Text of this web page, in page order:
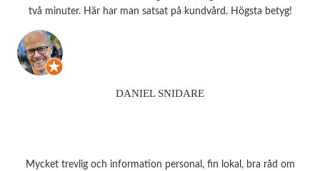
två minuter. Här har man satsat på kundvård. Högsta betyg!
DANIEL SNIDARE
Mycket trevlig och information personal, fin lokal, bra råd om